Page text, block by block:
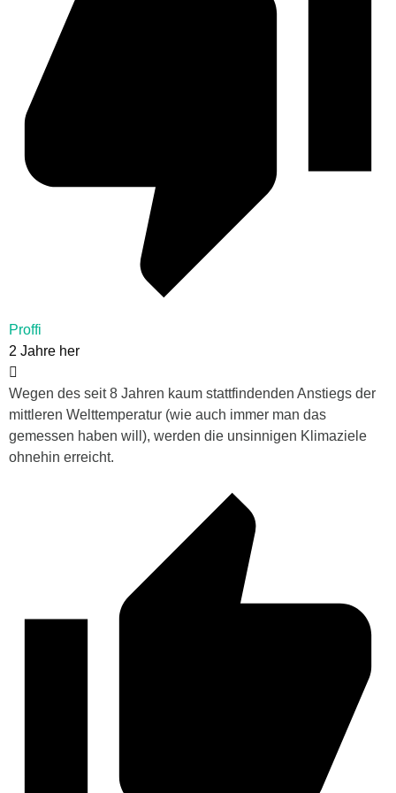
Proffi
2 Jahre her
Wegen des seit 8 Jahren kaum stattfindenden Anstiegs der
mittleren Welttemperatur (wie auch immer man das
gemessen haben will), werden die unsinnigen Klimaziele
ohnehin erreicht.